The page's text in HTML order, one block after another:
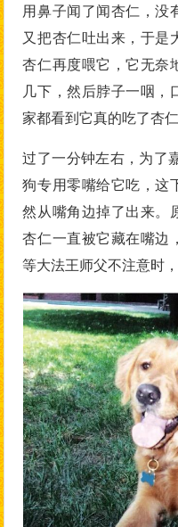
用鼻子闻了闻杏仁，没
又把杏仁吐出来，于是
杏仁再度喂它，它无奈
几下，然后脖子一咽，
家都看到它真的吃了杏
过了一分钟左右，为了
狗专用零嘴给它吃，这
然从嘴角边掉了出来。
杏仁一直被它藏在嘴边
等大法王师父不注意时